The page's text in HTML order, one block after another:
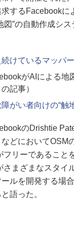
求するFacebookに
図”の自動作成シ
けているマッパ
がAIによる地
の記事）
がい者向けの“触
のDrishtie
どにおいてOSM
フリーであること
さまざまなスタイ
ールを開発する場
語った。